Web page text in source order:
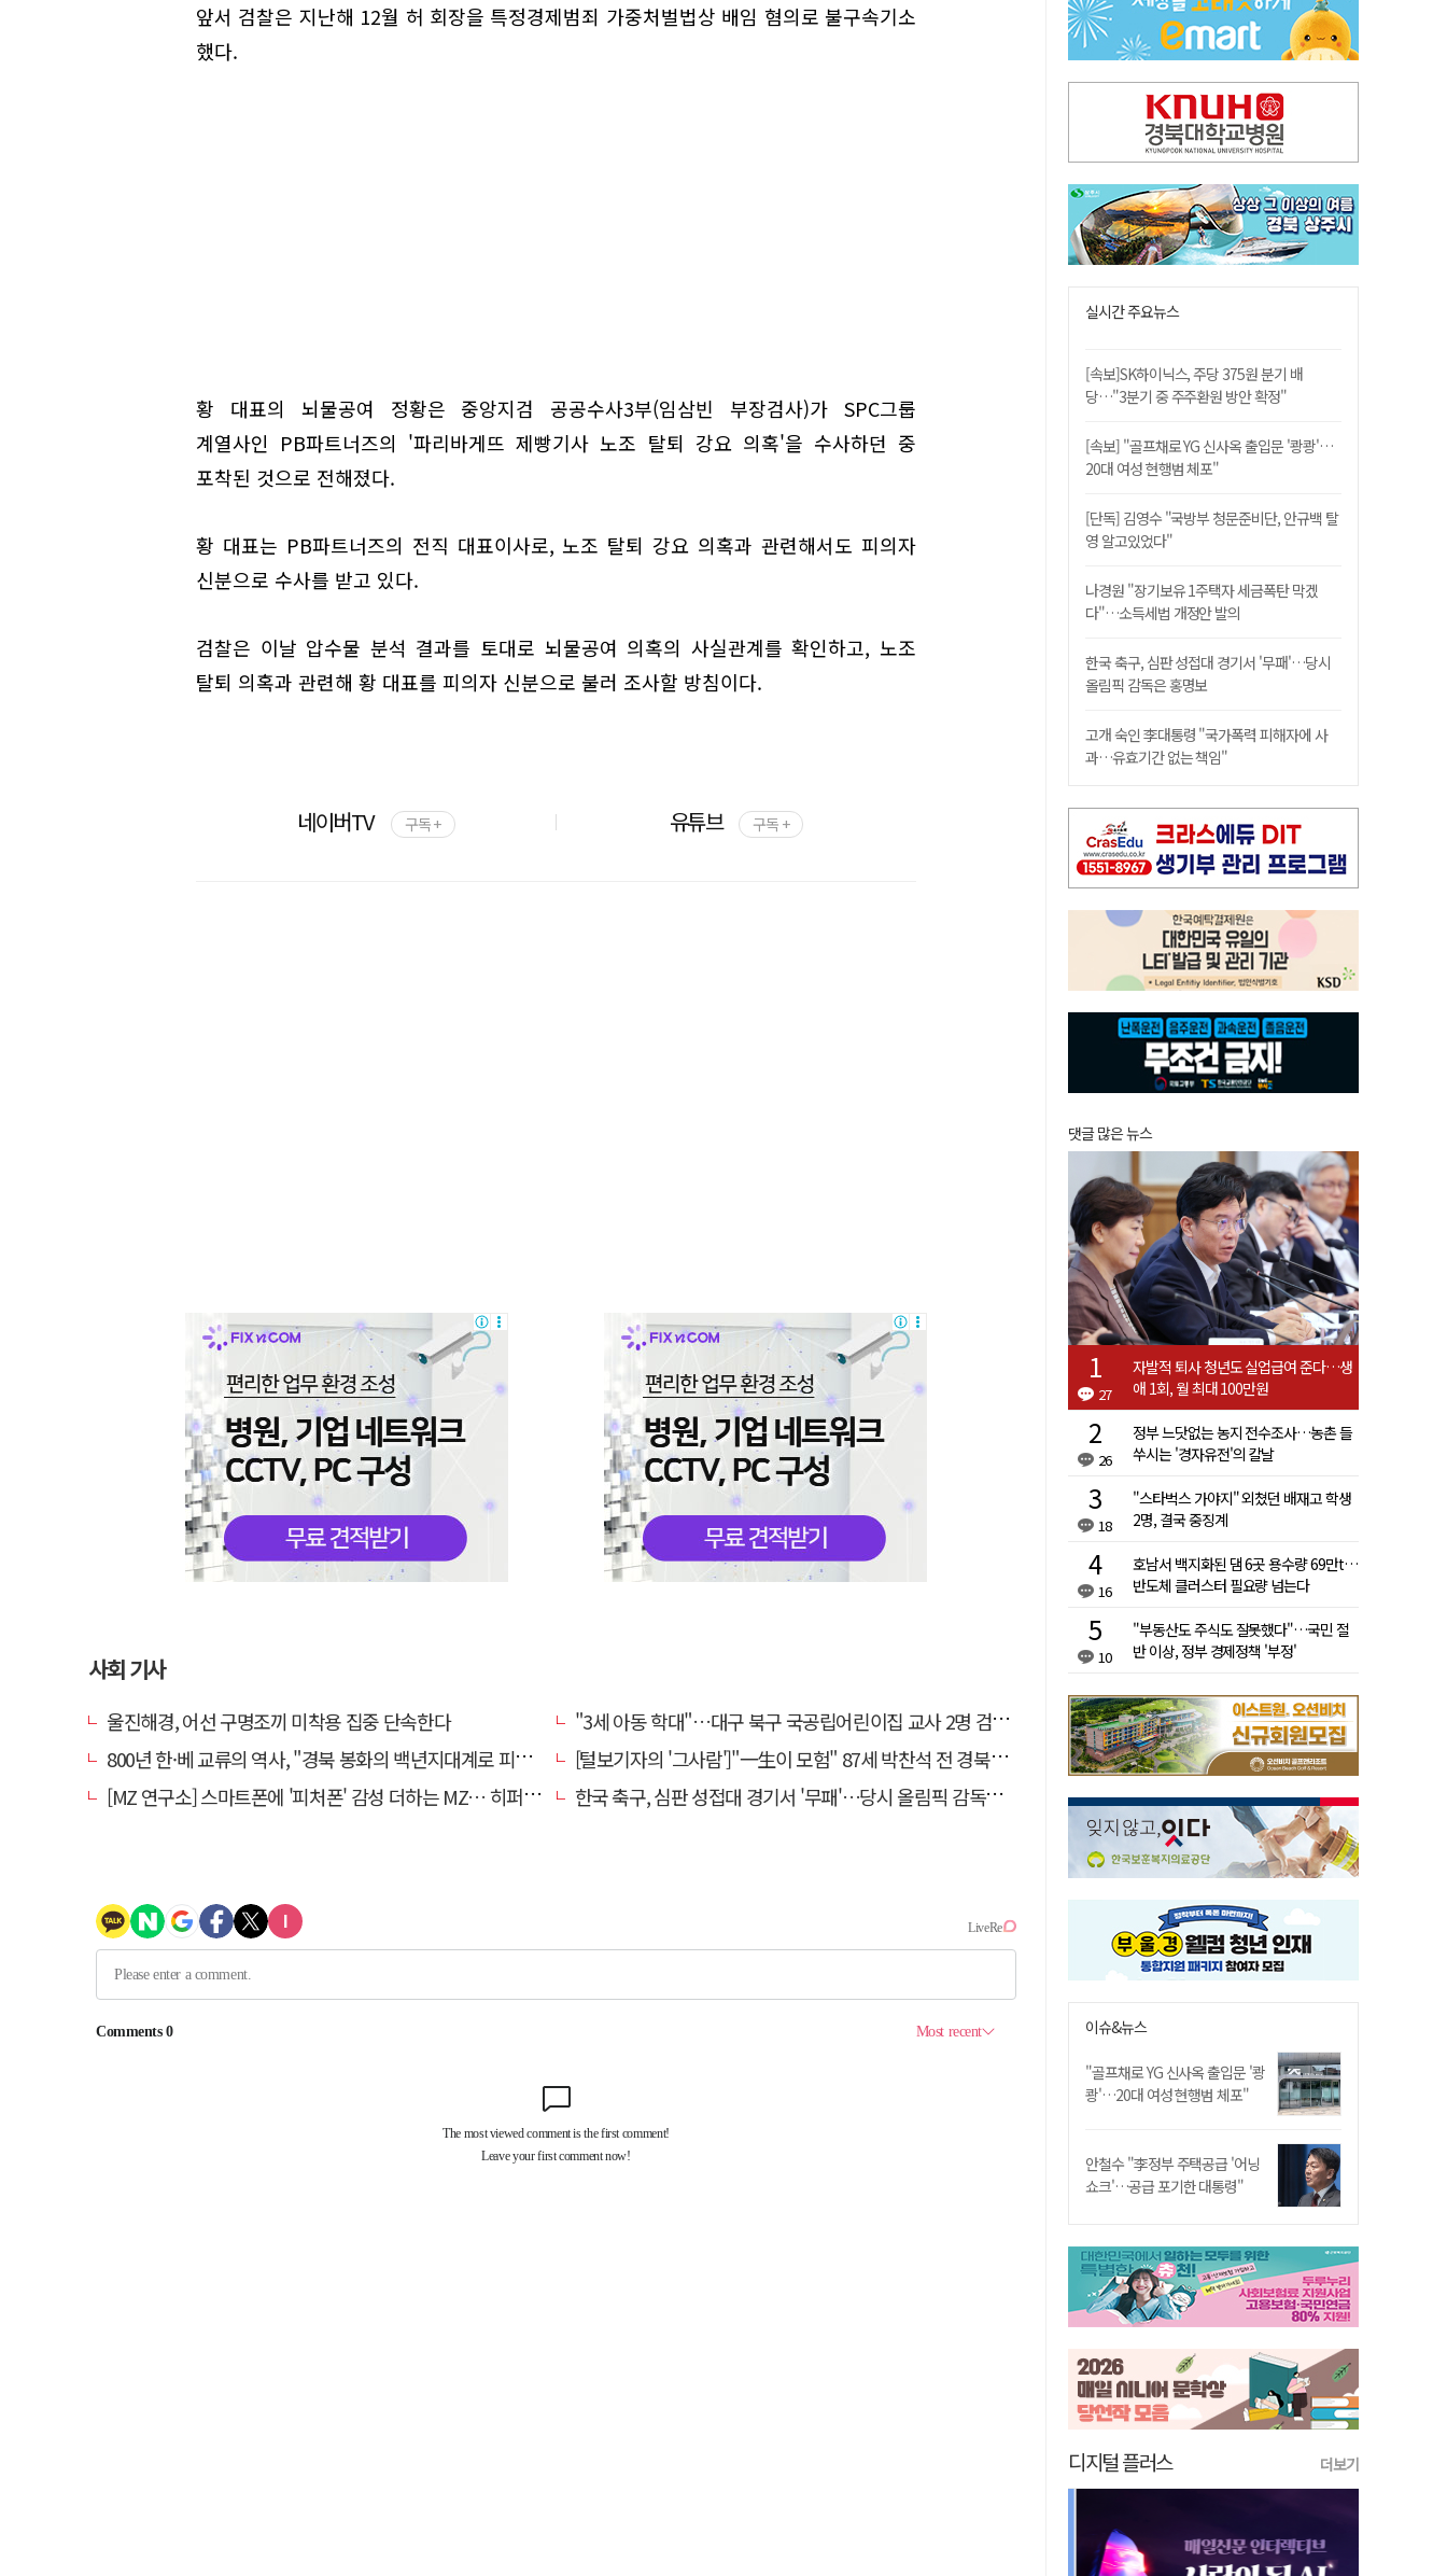
앞서 검찰은 지난해 12월 허 회장을 특정경제범죄 가중처벌법상 배임 혐의로 불구속기소
했다.
황 대표의 뇌물공여 정황은 중앙지검 공공수사3부(임삼빈 부장검사)가 SPC그룹
계열사인 PB파트너즈의 '파리바게뜨 제빵기사 노조 탈퇴 강요 의혹'을 수사하던 중
포착된 것으로 전해졌다.
황 대표는 PB파트너즈의 전직 대표이사로, 노조 탈퇴 강요 의혹과 관련해서도 피의자
신분으로 수사를 받고 있다.
검찰은 이날 압수물 분석 결과를 토대로 뇌물공여 의혹의 사실관계를 확인하고, 노조
탈퇴 의혹과 관련해 황 대표를 피의자 신분으로 불러 조사할 방침이다.
네이버TV 구독 + 유튜브 구독 +
사회 기사
울진해경, 어선 구명조끼 미착용 집중 단속한다
"3세 아동 학대"…대구 북구 국공립어린이집 교사 2명 검찰 송치
800년 한·베 교류의 역사, "경북 봉화의 백년지대계로 피어난다"
[털보기자의 '그사람']"一生이 모험" 87세 박찬석 전 경북대 총장
[MZ 연구소] 스마트폰에 '피처폰' 감성 더하는 MZ… 히퍼와 줄이어폰
한국 축구, 심판 성접대 경기서 '무패'…당시 올림픽 감독은 홍명보
홈플러스 다시 문 연다… 대구경북 매장도 재개장 준비 돌입
"상법개정해도 주주가 '봉'"…하이닉스 솔리다임 상장설에 술렁[개미와글와글]
실시간 주요뉴스
[속보]SK하이닉스, 주당 375원 분기 배
당…"3분기 중 주주환원 방안 확정"
[속보] "골프채로 YG 신사옥 출입문 '쾅쾅'…
20대 여성 현행범 체포"
[단독] 김영수 "국방부 청문준비단, 안규백 탈
영 알고있었다"
나경원 "장기보유 1주택자 세금폭탄 막겠
다"…소득세법 개정안 발의
한국 축구, 심판 성접대 경기서 '무패'…당시
올림픽 감독은 홍명보
고개 숙인 李대통령 "국가폭력 피해자에 사
과…유효기간 없는 책임"
댓글 많은 뉴스
27
자발적 퇴사 청년도 실업급여 준다…생
애 1회, 월 최대 100만원
26
정부 느닷없는 농지 전수조사…농촌 들
쑤시는 '경자유전'의 칼날
18
"스타벅스 가야지" 외쳤던 배재고 학생
2명, 결국 중징계
16
호남서 백지화된 댐 6곳 용수량 69만t…
반도체 클러스터 필요량 넘는다
10
"부동산도 주식도 잘못했다"…국민 절
반 이상, 정부 경제정책 '부정'
이슈&뉴스
"골프채로 YG 신사옥 출입문 '쾅
쾅'…20대 여성 현행범 체포"
안철수 "李정부 주택공급 '어닝
쇼크'…공급 포기한 대통령"
디지털 플러스 더보기